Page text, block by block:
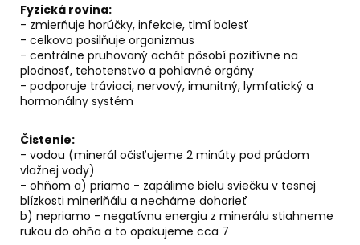
Fyzická rovina:
- zmierňuje horúčky, infekcie, tlmí bolesť
- celkovo posilňuje organizmus
- centrálne pruhovaný achát pôsobí pozitívne na
plodnosť, tehotenstvo a pohlavné orgány
- podporuje tráviaci, nervový, imunitný, lymfatický a
hormonálny systém
Čistenie:
- vodou (minerál očisťujeme 2 minúty pod prúdom
vlažnej vody)
- ohňom a) priamo - zapálime bielu sviečku v tesnej
blízkosti minerlňálu a necháme dohorieť
b) nepriamo - negatívnu energiu z minerálu stiahneme
rukou do ohňa a to opakujeme cca 7